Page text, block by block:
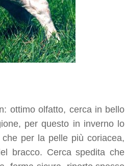
ottimo olfatto, cerca in bello
per questo in inverno lo
per la pelle più coriacea,
bracco. Cerca spedita che